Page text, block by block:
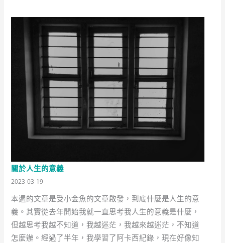
關於人生的意義
2023-03-19
本週的文章是受小金魚的文章啟發，到底什麼是人生的意
義。其實從去年開始我就一直思考我人生的意義是什麼，
但越思考我越不知道，我越迷茫，我越來越迷茫，不知道
怎麼辦。經過了半年，我學習了阿卡西紀錄，現在好像知